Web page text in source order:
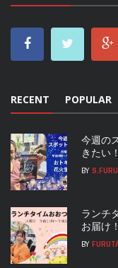
RECENT POPULAR
今週の
きたい
BY
ランチ
お届け
BY